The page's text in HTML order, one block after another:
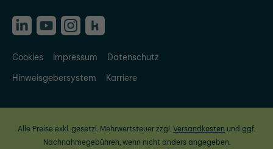
Cookies Impressum
Datenschutz
Hinweisgebersystem
Karriere
Alle Preise exkl. gesetzl. Mehrwertsteuer zzgl.Versandkosten und ggf.
Nachnahmegebühren, wenn nicht anders angegeben.